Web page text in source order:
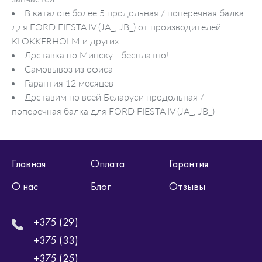
В каталоге более 5 продольная / поперечная балка
для FORD FIESTA IV (JA_, JB_) от производителей
KLOKKERHOLM и других
Доставка по Минску - бесплатно!
Самовывоз из офиса
Гарантия 12 месяцев
Доставим по всей Беларуси продольная /
поперечная балка для FORD FIESTA IV (JA_, JB_)
Главная Оплата
Гарантия
О нас
Блог Отзывы
+375 (29)
+375 (33)
+375 (25)